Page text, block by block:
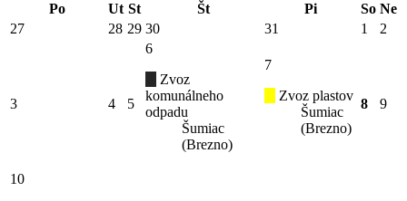
Po
Ut St Št Pi So Ne
27
28 29 30 31 1 2
3 4 5
6
Zvoz
komunálneho
odpadu
Šumiac
(Brezno)
7
Zvoz plastov
Šumiac
(Brezno)
8 9
10